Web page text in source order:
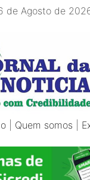
de Agosto de
Quem somos